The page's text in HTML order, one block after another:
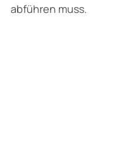
abführen muss.